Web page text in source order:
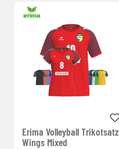
Erima Volleyball Trikotsatz
Wings Mixed